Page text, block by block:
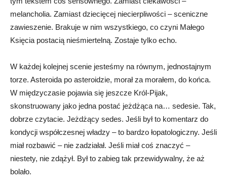
melancholia. Zamiast dziecięcej niecierpliwości – sceniczne
zawieszenie. Brakuje w nim wszystkiego, co czyni Małego
Księcia postacią nieśmiertelną. Zostaje tylko echo.
W każdej kolejnej scenie jesteśmy na równym, jednostajnym
torze. Asteroida po asteroidzie, morał za morałem, do końca.
W międzyczasie pojawia się jeszcze Król-Pijak,
skonstruowany jako jedna postać jeżdżąca na… sedesie. Tak,
dobrze czytacie. Jeżdżący sedes. Jeśli był to komentarz do
kondycji współczesnej władzy – to bardzo łopatologiczny. Jeśli
miał rozbawić – nie zadziałał. Jeśli miał coś znaczyć –
niestety, nie zdążył. Był to zabieg tak przewidywalny, że aż
bolało.